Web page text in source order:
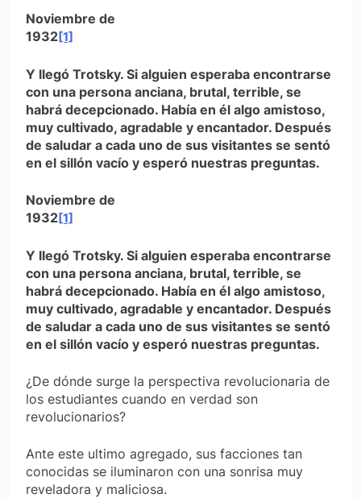
Noviembre de
1932[1]
Y llegó Trotsky. Si alguien esperaba encontrarse
con una persona anciana, brutal, terrible, se
habrá decepcionado. Había en él algo amistoso,
muy cultiva­do, agradable y encantador. Después
de saludar a cada uno de sus visitantes se sentó
en el sillón vacío y esperó nuestras preguntas.
Noviembre de
1932[1]
Y llegó Trotsky. Si alguien esperaba encontrarse
con una persona anciana, brutal, terrible, se
habrá decepcionado. Había en él algo amistoso,
muy cultiva­do, agradable y encantador. Después
de saludar a cada uno de sus visitantes se sentó
en el sillón vacío y esperó nuestras preguntas.
¿De dónde surge la perspectiva revolucionaria de
los estudiantes cuando en verdad son
revolucionarios?
Ante este ultimo agregado, sus facciones tan
conoci­das se iluminaron con una sonrisa muy
reveladora y maliciosa.